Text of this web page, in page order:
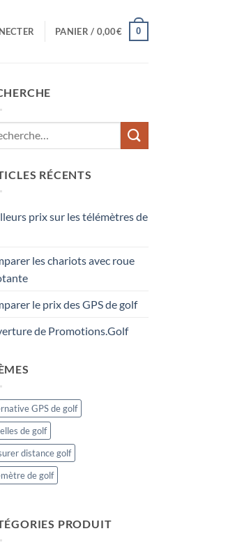
PANIER / 0,00€ 0
RÉCENTS
prix sur les télémètres de
les chariots avec roue
le prix des GPS de golf
de Promotions.Golf
GPS de golf
de golf
distance golf
de golf
PRODUIT